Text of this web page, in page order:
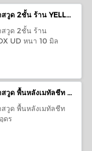
ป้ายอักษรพลาสวูด 2ชั้น ร้าน YELLOW BOX UD
สวูด 2ชั้น ร้าน
UD หนา 10 มิล
ระหยัด ราคาโรงงาน
ป้ายอักษรพลาสวูด พื้นหลังเมทัลชีท ร้านจิวท่อซิ่ง อุดร
วูด พื้นหลังเมทัลชีท
ดร